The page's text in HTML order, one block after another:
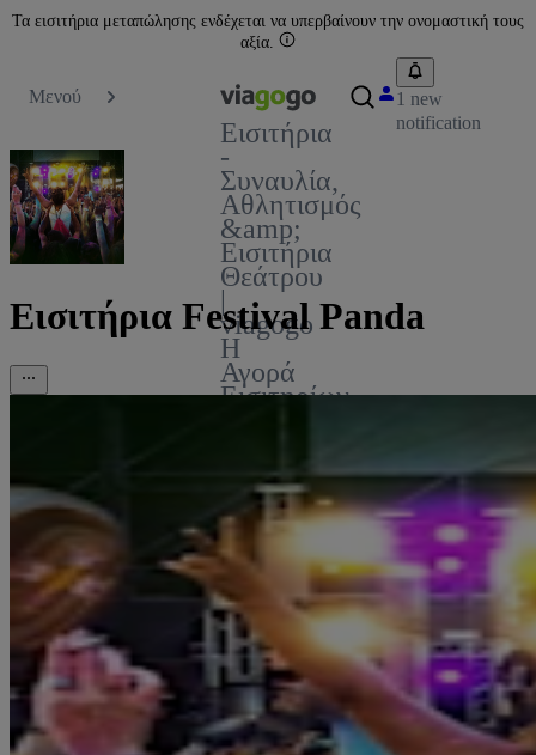
Τα εισιτήρια μεταπώλησης ενδέχεται να υπερβαίνουν την ονομαστική τους
αξία.
Μενού
Εισιτήρια
-
Συναυλία,
Αθλητισμός
&amp;
Εισιτήρια
Θεάτρου
|
viagogo
Η
Αγορά
Εισιτηρίων
1 new
notification
Εισιτήρια Festival Panda